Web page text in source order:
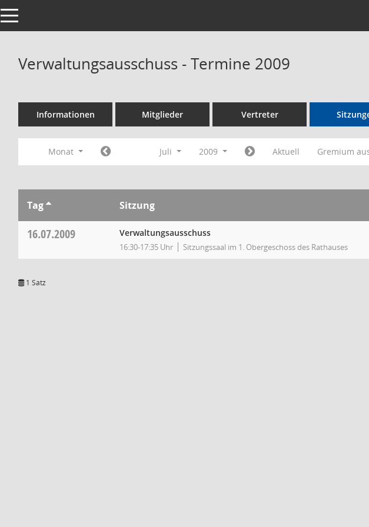
Toggle navigation
Verwaltungsausschuss - Termine 2009
Informationen Mitglieder Vertreter
Monat Juli 2009 Aktuell Gremium
Tag Sitzung
16.07.2009 Verwaltungsausschuss
16:30-17:35 Uhr Sitzungssaal im 1. Obergeschoss des Rathauses
1 Satz